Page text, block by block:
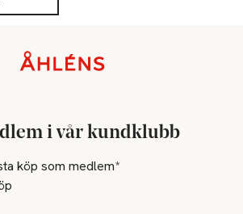
i vår kundklubb
köp som medlem*